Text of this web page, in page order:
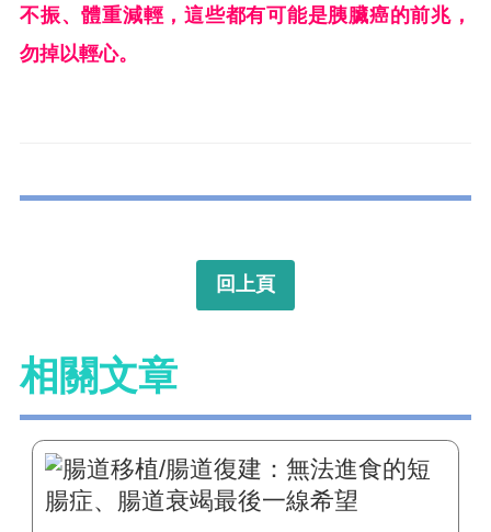
不振、體重減輕，這些都有可能是胰臟癌的前兆，
勿掉以輕心。
回上頁
相關文章